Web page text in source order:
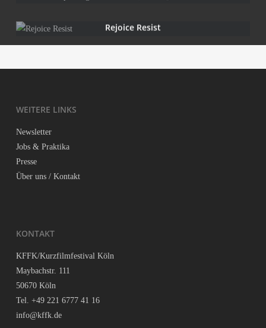
Rejoice Resist
WEI­TE­RE LINKS
News­let­ter
Jobs & Praktika
Pres­se
Über uns / Kontakt
KON­TAKT
KFFK/Kurzfilmfestival Köln
May­bach­str. 111
50670 Köln
Tel. +49 221 6777 41 16
info@kffk.de